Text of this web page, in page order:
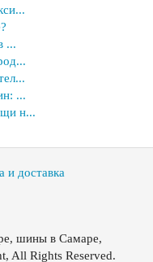
...
...
н...
и доставка
шины в Самаре,
All Rights Reserved.